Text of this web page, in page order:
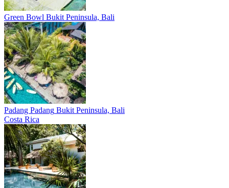
Green Bowl Bukit Peninsula, Bali
Padang Padang Bukit Peninsula, Bali
Costa Rica